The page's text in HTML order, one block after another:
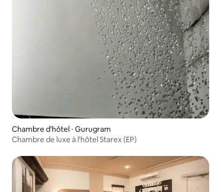
Chambre d'hôtel ⋅ Gurugram
Chambre de luxe à l'hôtel Starex (EP)